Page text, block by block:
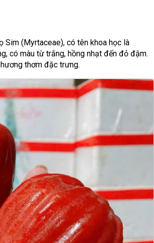
Sim (Myrtaceae), có tên khoa học là
có màu từ trắng, hồng nhạt đến đỏ đậm.
thơm đặc trưng.